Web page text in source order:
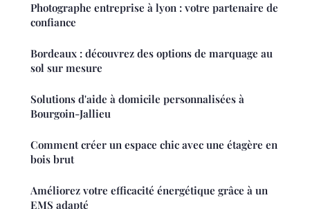
Photographe entreprise à lyon : votre partenaire de
confiance
Bordeaux : découvrez des options de marquage au
sol sur mesure
Solutions d'aide à domicile personnalisées à
Bourgoin-Jallieu
Comment créer un espace chic avec une étagère en
bois brut
Améliorez votre efficacité énergétique grâce à un
EMS adapté